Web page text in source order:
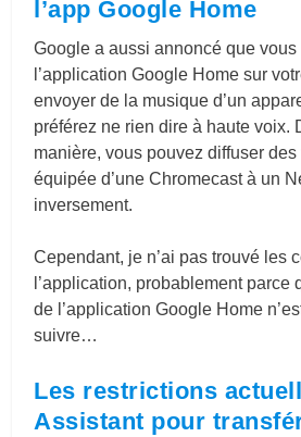
l’app Google Home
Google a aussi annoncé que
l’application Google Home sur
envoyer de la musique d’un
préférez ne rien dire à haute voix.
manière, vous pouvez diffuser des
équipée d’une Chromecast à un
inversement.
Cependant, je n’ai pas trouvé les
l’application, probablement parce
de l’application Google Home
suivre…
Les restrictions
Assistant pour